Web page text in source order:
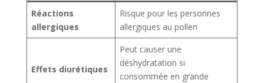
Réactions
allergiques
Risque pour les personnes
allergiques au pollen
Effets diurétiques
Peut causer une
déshydratation si
consommée en grande